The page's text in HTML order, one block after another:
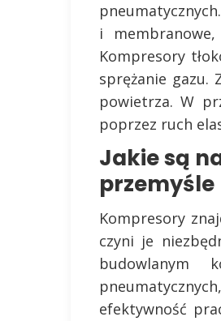
i
Kompresory
sprężanie gazu.
powietrza. W
poprzez ruch
Jakie są
przemyśle
Kompresory
czyni je
budowlanym
efektywność